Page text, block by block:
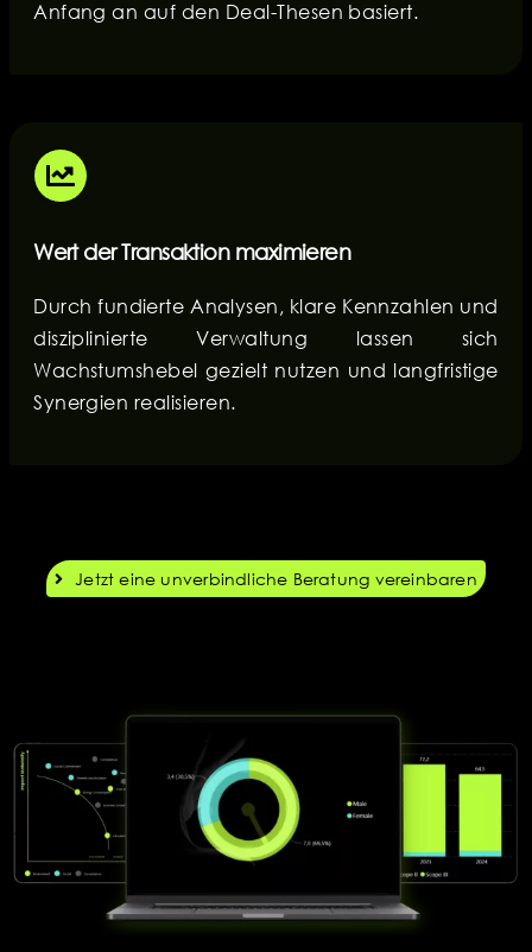
Anfang an auf den Deal-Thesen basiert.
Wert der Transaktion maximieren
Durch fundierte Analysen, klare Kennzahlen und
disziplinierte Verwaltung lassen sich
Wachstumshebel gezielt nutzen und langfristige
Synergien realisieren.
Jetzt eine unverbindliche Beratung vereinbaren